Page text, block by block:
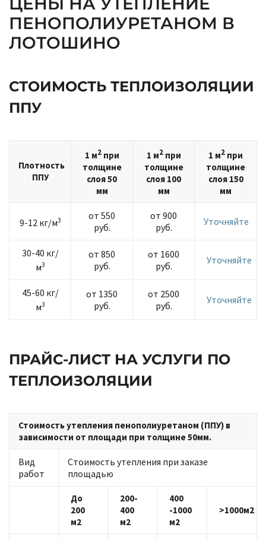
ПЕНОПОЛИУРЕТАНОМ В
ЛОТОШИНО
СТОИМОСТЬ ТЕПЛОИЗОЛЯЦИИ
ППУ
Плотность
ППУ
1 м2при
толщине
слоя 50
мм
1 м2при
толщине
слоя 100
мм
1 м2 при
толщине
слоя 150
мм
9-12 кг/м3
от 550
руб.
от 900
руб.
Уточняйте
30-40 кг/
м3
от 850
руб.
от 1600
руб.
Уточняйте
45-60 кг/
м3
от 1350
руб.
от 2500
руб.
Уточняйте
ПРАЙС-ЛИСТ НА УСЛУГИ ПО
ТЕПЛОИЗОЛЯЦИИ
Стоимость утепления пенополиуретаном (ППУ) в
зависимости от площади при толщине 50мм.
Вид
работ
Стоимость утепления при заказе
площадью
До
200
м2
200-
400
м2
400
-1000
м2
>1000м2